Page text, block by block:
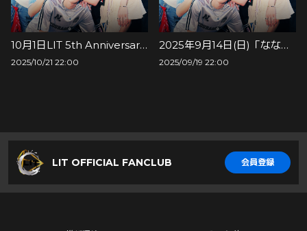
10月1日LIT 5th Anniversary Live 〜Six Sense Storis〜
2025/10/21 22:00
2025年9月14日(日)「ななフェスvol.5 Supported by SHINSEIDO presents Cheer Up! Boys」
2025/09/19 22:00
LIT OFFICIAL FANCLUB 会員登録